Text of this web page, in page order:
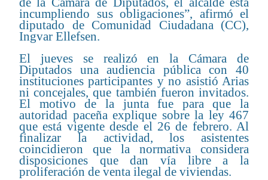
incumpliendo sus obligaciones”, afirmó el
diputado de Comunidad Ciudadana (CC),
Ingvar Ellefsen.
El jueves se realizó en la Cámara de
Diputados una audiencia pública con 40
instituciones participantes y no asistió Arias
ni concejales, que también fueron invitados.
El motivo de la junta fue para que la
autoridad paceña explique sobre la ley 467
que está vigente desde el 26 de febrero. Al
finalizar la actividad, los asistentes
coincidieron que la normativa considera
disposiciones que dan vía libre a la
proliferación de venta ilegal de viviendas.